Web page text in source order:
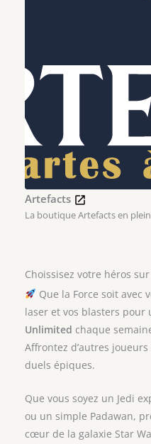
Artefacts
La boutique Artefacts en
Choissisez votre héros
Que la Force soit avec
laser et vos blasters pour
Unlimited chaque
Affrontez d’autres
duels épiques.
Que vous soyez un Jedi
ou un simple Padawan,
cœur de la galaxie Star